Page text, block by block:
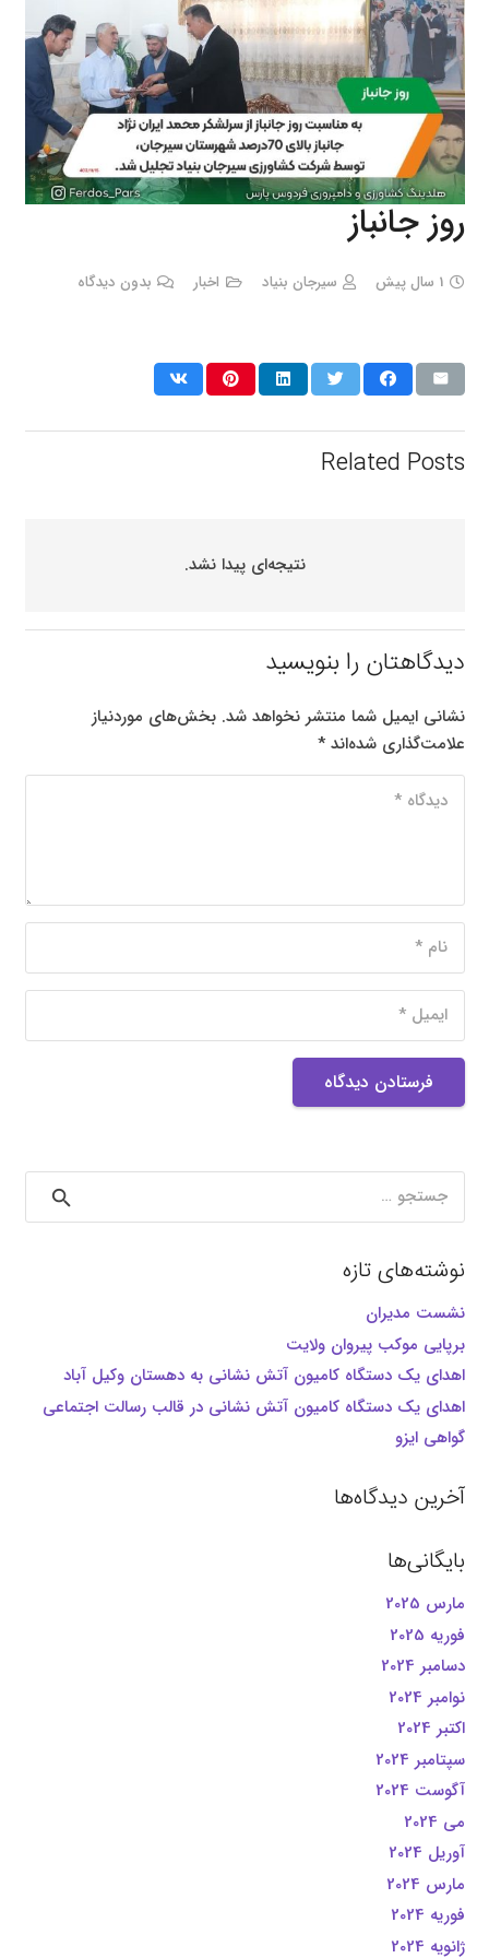
روز جانباز
1 سال پیش سیرجان بنیاد اخبار بدون دیدگاه
Related Posts
نتیجه‌ای پیدا نشد.
دیدگاهتان را بنویسید
نشانی ایمیل شما منتشر نخواهد شد. بخش‌های موردنیاز
علامت‌گذاری شده‌اند*
فرستادن دیدگاه
برای:
نوشته‌های تازه
نشست مدیران
برپایی موکب پیروان ولایت
اهدای یک دستگاه کامیون آتش نشانی به دهستان وکیل آباد
اهدای یک دستگاه کامیون آتش نشانی در قالب رسالت اجتماعی
گواهی ایزو
آخرین دیدگاه‌ها
بایگانی‌ها
مارس 2025
فوریه 2025
دسامبر 2024
نوامبر 2024
اکتبر 2024
سپتامبر 2024
آگوست 2024
می 2024
آوریل 2024
مارس 2024
فوریه 2024
ژانویه 2024